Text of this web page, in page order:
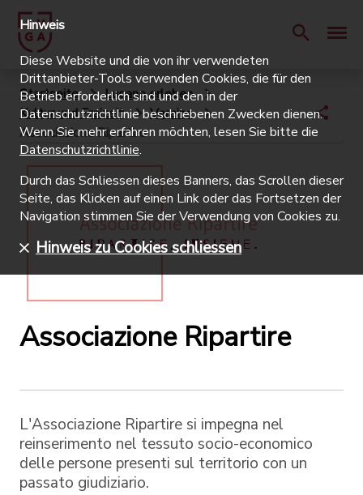
Startseite
Lugano erleben
Kultur und Freizeit
Vereine
Associazione Ripartire
Associazione Ripartire
L'Associazione Ripartire si impegna nel
reinserimento nel tessuto socio-economico
delle persone presenti sul territorio con un
passato giudiziario.
Hinweis
Diese Website und die von ihr verwendeten
Drittanbieter-Tools verwenden Cookies, die für den
Betrieb erforderlich sind und den in der
Datenschutzrichtlinie beschriebenen Zwecken dienen.
Wenn Sie mehr erfahren möchten, lesen Sie bitte die
Datenschutzrichtlinie.
Durch das Schliessen dieses Banners, das Scrollen dieser
Seite, das Klicken auf einen Link oder das Fortsetzen der
Navigation stimmen Sie der Verwendung von Cookies zu.
Hinweis zu Cookies schliessen